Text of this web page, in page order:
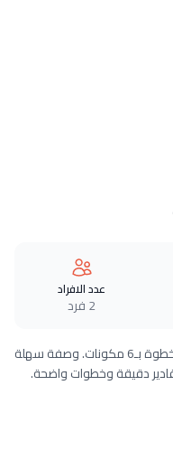
عدد الافراد
2 فرد
طريقة عمل عصير الشمام بالليمون خطوة بخطوة بـ6 مكونات. وصفة سهلة